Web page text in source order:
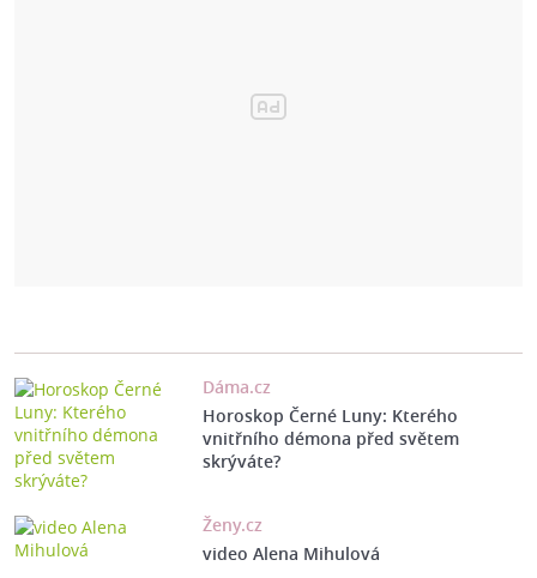
Dáma.cz
Horoskop Černé Luny: Kterého
vnitřního démona před světem
skrýváte?
Ženy.cz
video Alena Mihulová